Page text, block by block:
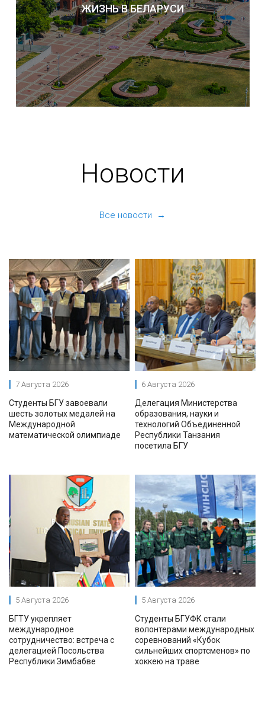
ЖИЗНЬ В БЕЛАРУСИ
Новости
Все новости →
7 Августа 2026
Студенты БГУ завоевали
шесть золотых медалей на
Международной
математической олимпиаде
6 Августа 2026
Делегация Министерства
образования, науки и
технологий Объединенной
Республики Танзания
посетила БГУ
5 Августа 2026
БГТУ укрепляет
международное
сотрудничество: встреча с
делегацией Посольства
Республики Зимбабве
5 Августа 2026
Студенты БГУФК стали
волонтерами международных
соревнований «Кубок
сильнейших спортсменов» по
хоккею на траве